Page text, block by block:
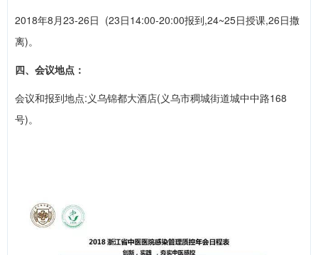
2018年8月23-26日 (23日14:00-20:00报到,24~25日授课,26日撒
离)。
四、会议地点：
会议和报到地点:义乌锦都大酒店(义乌市稠城街道城中中路168
号)。